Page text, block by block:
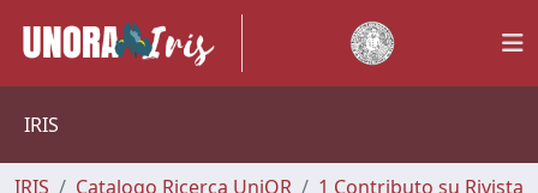
IRIS
IRIS Catalogo Ricerca UniOR
1 Contributo su Rivista